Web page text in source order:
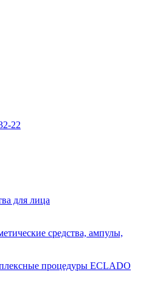
22
для лица
средства, ампулы,
процедуры ECLADO